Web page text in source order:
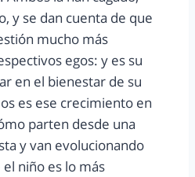
y se dan cuenta de que
mucho más
egos: y es su
en el bienestar de su
es ese crecimiento en
parten desde una
y van evolucionando
niño es lo más